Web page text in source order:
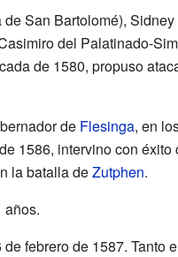
San Bartolomé), Sidney
del Palatinado-
de 1580, propuso
de Flesinga, en
1586, intervino con éxito
la batalla deZutphen.
años.
febrero de 1587. Tanto